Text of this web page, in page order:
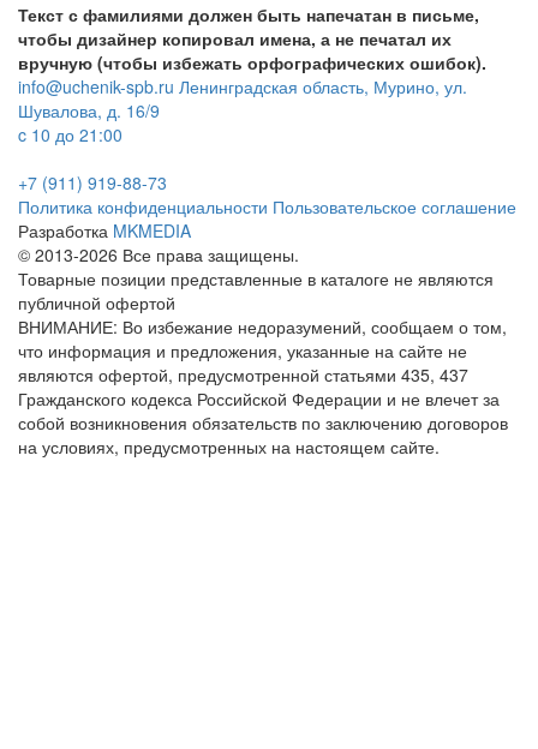
Текст с фамилиями должен быть напечатан в письме,
чтобы дизайнер копировал имена, а не печатал их
вручную (чтобы избежать орфографических ошибок).
info@uchenik-spb.ru Ленинградская область, Мурино, ул.
Шувалова, д. 16/9
c 10 до 21:00
+7 (911) 919-88-73
Политика конфиденциальности Пользовательское соглашение
Разработка MKMEDIA
© 2013-2026 Все права защищены.
Товарные позиции представленные в каталоге не являются
публичной офертой
ВНИМАНИЕ: Во избежание недоразумений, сообщаем о том,
что информация и предложения, указанные на сайте не
являются офертой, предусмотренной статьями 435, 437
Гражданского кодекса Российской Федерации и не влечет за
собой возникновения обязательств по заключению договоров
на условиях, предусмотренных на настоящем сайте.